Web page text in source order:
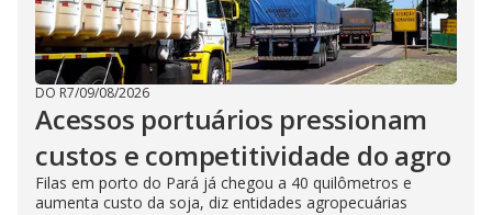
DO R7/09/08/2026
Acessos portuários pressionam
custos e competitividade do agro
Filas em porto do Pará já chegou a 40 quilômetros e
aumenta custo da soja, diz entidades agropecuárias